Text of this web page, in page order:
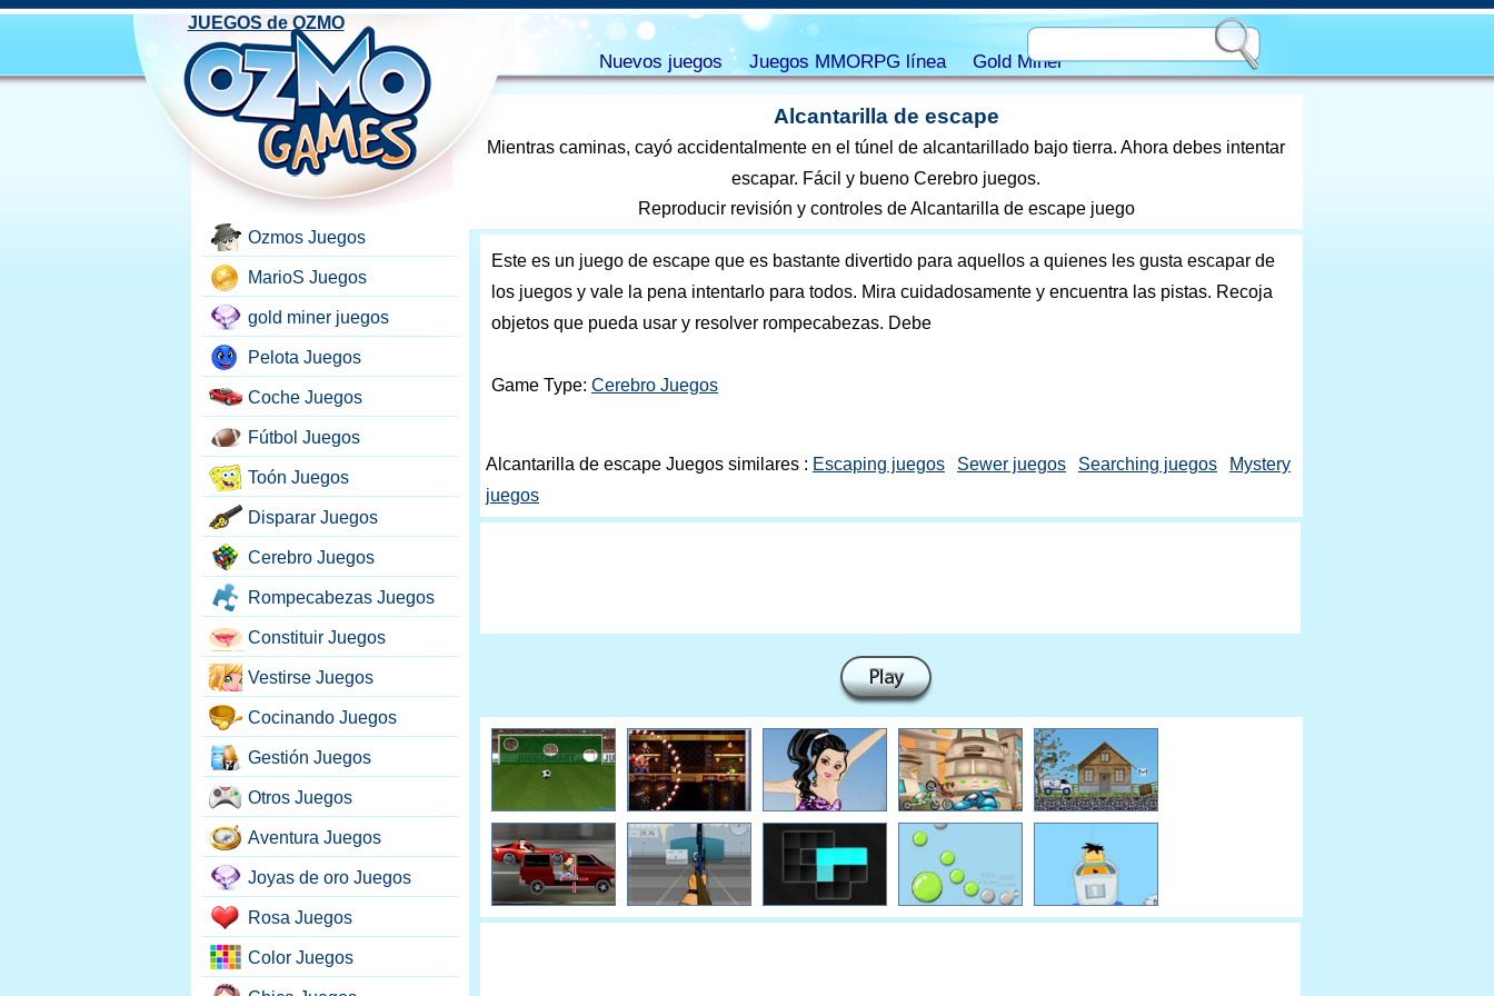
Alcantarilla de escape
Mientras caminas, cayó accidentalmente en el túnel de alcantarillado bajo tierra. Ahora debes intentar
escapar. Fácil y bueno Cerebro juegos.
Reproducir revisión y controles de Alcantarilla de escape juego
Este es un juego de escape que es bastante divertido para aquellos a quienes les gusta escapar de
los juegos y vale la pena intentarlo para todos. Mira cuidadosamente y encuentra las pistas. Recoja
objetos que pueda usar y resolver rompecabezas. Debe
Game Type: Cerebro Juegos
Alcantarilla de escape Juegos similares : Escaping juegos Sewer juegos Searching juegos
Mystery
juegos
Ozmos Juegos
MarioS Juegos
gold miner juegos
Pelota Juegos
Coche Juegos
Fútbol Juegos
Toón Juegos
Disparar Juegos
Cerebro Juegos
Rompecabezas Juegos
Constituir Juegos
Vestirse Juegos
Cocinando Juegos
Gestión Juegos
Otros Juegos
Aventura Juegos
Joyas de oro Juegos
Rosa Juegos
Color Juegos
JUEGOS de OZMO
Nuevos juegos Juegos MMORPG línea Gold Miner